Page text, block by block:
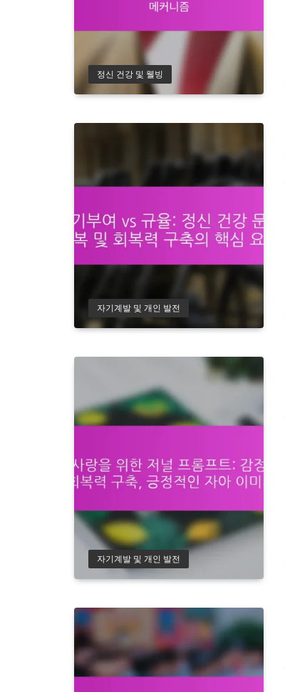
정신 건강 및 웰빙
자기계발 및 개인 발전
자기계발 및 개인 발전